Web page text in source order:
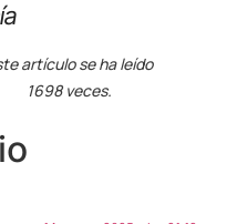
artículo se ha leído
1698 veces.